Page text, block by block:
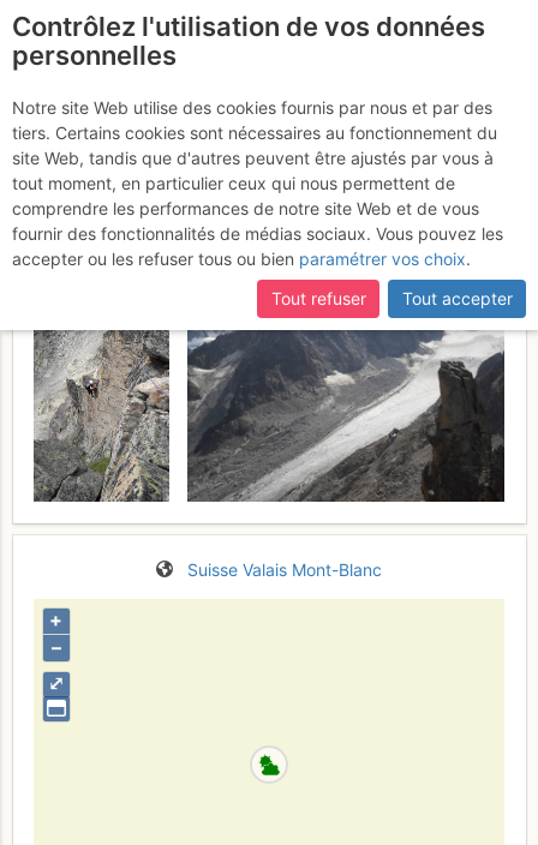
Orny : Papa Paye la
Balade à l'Aiguille de la
Cabane
Jeudi 17 août 2017
Suisse Valais Mont-Blanc
⤢
+
–
Contrôlez l'utilisation de vos données
personnelles
Notre site Web utilise des cookies fournis par nous et par des
tiers. Certains cookies sont nécessaires au fonctionnement du
site Web, tandis que d'autres peuvent être ajustés par vous à
tout moment, en particulier ceux qui nous permettent de
comprendre les performances de notre site Web et de vous
fournir des fonctionnalités de médias sociaux. Vous pouvez les
accepter ou les refuser tous ou bien paramétrer vos choix.
Tout refuser
Tout accepter